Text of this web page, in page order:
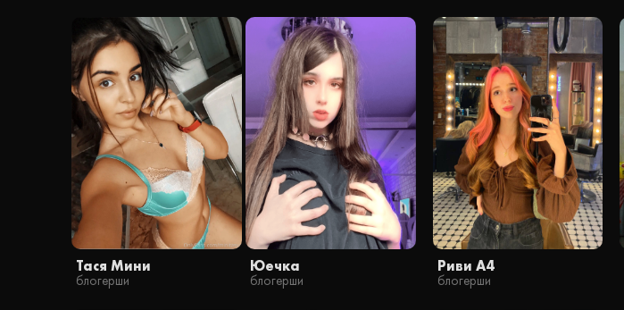
Тася Мини
блогерши
Юечка
блогерши
Риви А4
блогерши